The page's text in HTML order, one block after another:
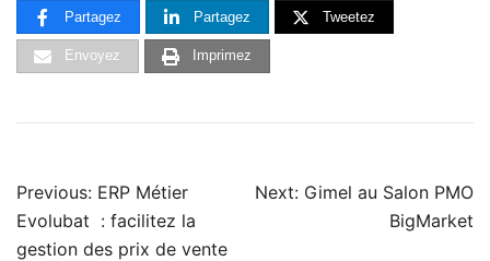
Partagez Partagez Tweetez
Envoyez Imprimez
Previous: ERP Métier
Evolubat : facilitez la
gestion des prix de vente
Next: Gimel au Salon PMO
BigMarket